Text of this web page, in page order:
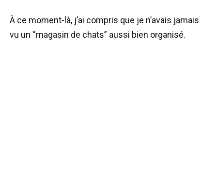
À ce moment-là, j’ai compris que je n’avais jamais
vu un “magasin de chats” aussi bien organisé.